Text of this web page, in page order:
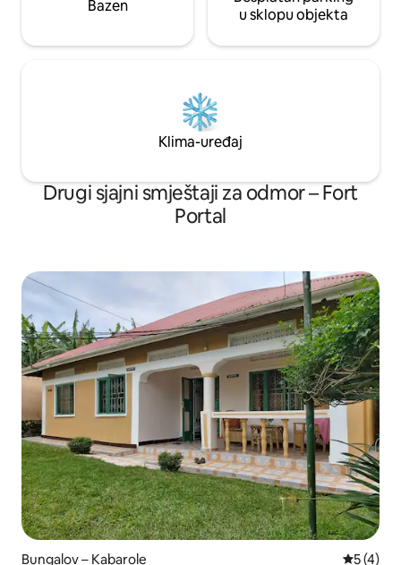
Bazen
u sklopu objekta
Klima-uređaj
Drugi sjajni smještaji za odmor – Fort
Portal
Bungalov – Kabarole 5 (4)